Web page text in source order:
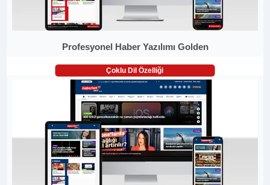
Profesyonel Haber Yazılımı Golden
Çoklu Dil Özelliği